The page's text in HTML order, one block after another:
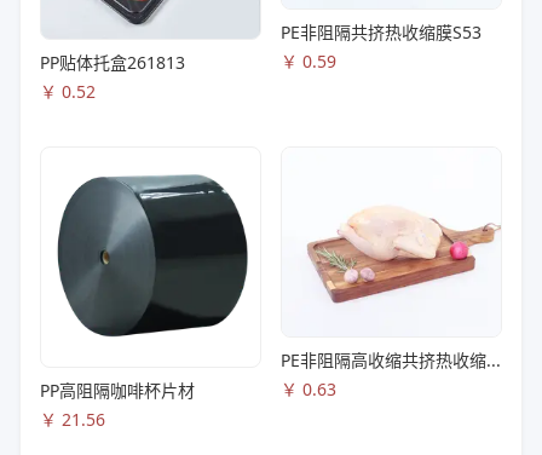
PP贴体托盒261813
￥ 0.52
PE非阻隔共挤热收缩膜S53
￥ 0.59
PP高阻隔咖啡杯片材
￥ 21.56
PE非阻隔高收缩共挤热收缩膜S83
￥ 0.63